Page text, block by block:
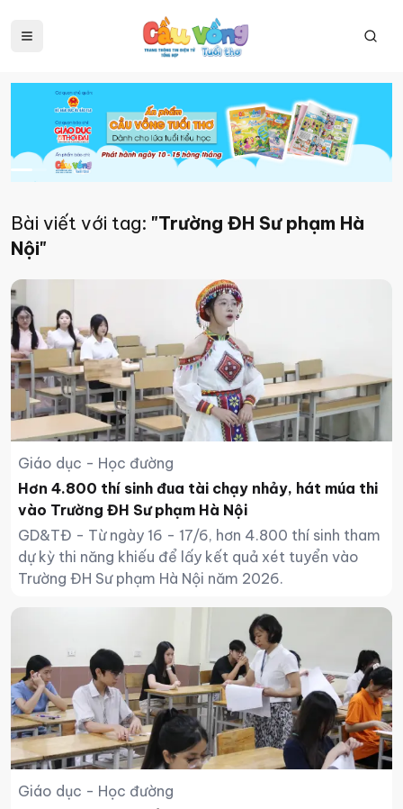
Bài viết với tag: "Trường ĐH Sư phạm Hà
Nội"
Giáo dục - Học đường
Hơn 4.800 thí sinh đua tài chạy nhảy, hát múa thi
vào Trường ĐH Sư phạm Hà Nội
GD&TĐ - Từ ngày 16 - 17/6, hơn 4.800 thí sinh tham
dự kỳ thi năng khiếu để lấy kết quả xét tuyển vào
Trường ĐH Sư phạm Hà Nội năm 2026.
Giáo dục - Học đường